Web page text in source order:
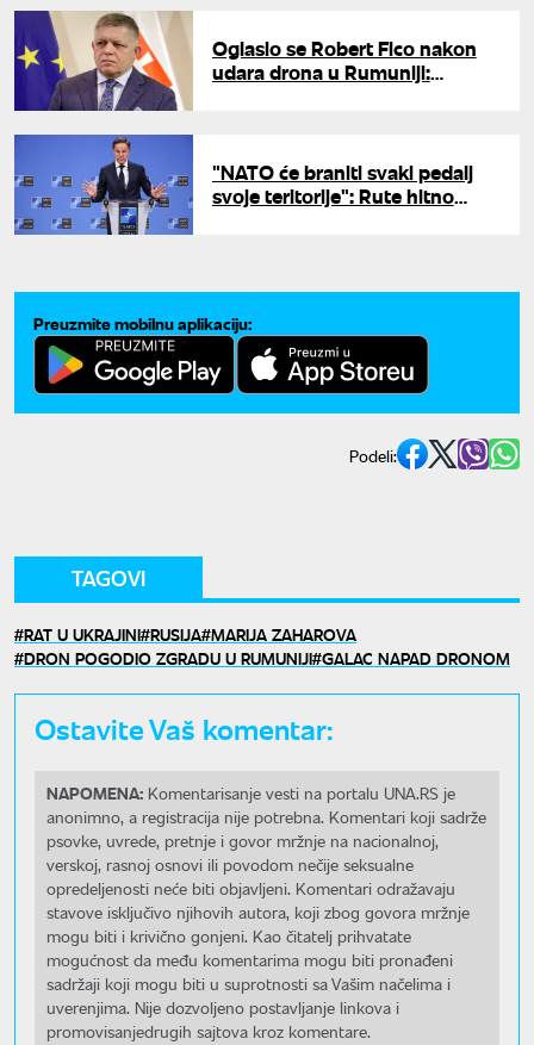
Oglasio se Robert Fico nakon
udara drona u Rumuniji:
"NATO će braniti svaki pedalj
svoje teritorije": Rute hitno
Preuzmite mobilnu aplikaciju:
Podeli:
TAGOVI
RAT U UKRAJINI RUSIJA MARIJA ZAHAROVA
DRON POGODIO ZGRADU U RUMUNIJI GALAC NAPAD DRONOM
Ostavite Vaš komentar:
NAPOMENA: Komentarisanje vesti na portalu UNA.RS je
anonimno, a registracija nije potrebna. Komentari koji sadrže
psovke, uvrede, pretnje i govor mržnje na nacionalnoj,
verskoj, rasnoj osnovi ili povodom nečije seksualne
opredeljenosti neće biti objavljeni. Komentari odražavaju
stavove isključivo njihovih autora, koji zbog govora mržnje
mogu biti i krivično gonjeni. Kao čitatelj prihvatate
mogućnost da među komentarima mogu biti pronađeni
sadržaji koji mogu biti u suprotnosti sa Vašim načelima i
uverenjima. Nije dozvoljeno postavljanje linkova i
promovisanjedrugih sajtova kroz komentare.